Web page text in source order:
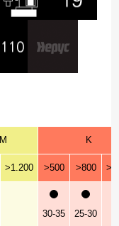
M K
>1.200 >500 >800
30-35 25-30